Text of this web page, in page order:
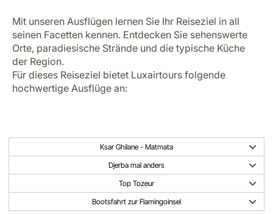
Mit unseren Ausflügen lernen Sie Ihr Reiseziel in all
seinen Facetten kennen. Entdecken Sie sehenswerte
Orte, paradiesische Strände und die typische Küche
der Region.
Für dieses Reiseziel bietet Luxairtours folgende
hochwertige Ausflüge an:
Ksar Ghilane - Matmata
Djerba mal anders
Top Tozeur
Bootsfahrt zur Flamingoinsel